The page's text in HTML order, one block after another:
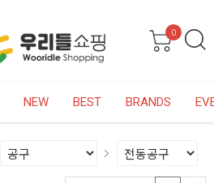
0
NEW BEST BRANDS